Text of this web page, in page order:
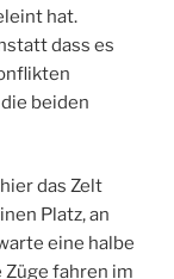
hat.
dass es
beiden
das Zelt
Platz, an
eine halbe
Züge fahren im